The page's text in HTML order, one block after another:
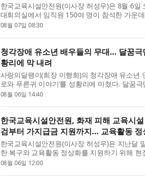
한국교육시설안전원(이사장 허성우)은 8월 6
대회의실에서 임직원 150여 명이 참석한 가운
했다고 밝혔다. 이번 행사는 기관의 미래 비전
08월 07일 08:30
청각장애 유소년 배우들의 무대… 달꿈극
황리에 막 내려
사랑의달팽이(회장 이행희)의 청각장애 유소년
로와 푸른귀 이야기’를 성황리에 마쳤다. 달꿈
까지 서울 중구에 위치한 CKL스테이지에서 ‘미
08월 06일 14:40
한국교육시설안전원, 화재 피해 교육시
검부터 가지급금 지원까지… 교육활동 정
한국교육시설안전원(이사장 허성우)은 지난달
한 복구와 교육활동 정상화를 지원하기 위해
대응에 나섰다고 밝혔다. 허성우 한국교육시설
08월 06일 12:00